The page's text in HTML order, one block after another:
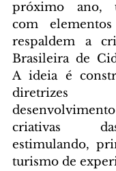
próximo ano,
com
respaldem a
Brasileira de
A ideia é
criativas
estimulando,
turismo de